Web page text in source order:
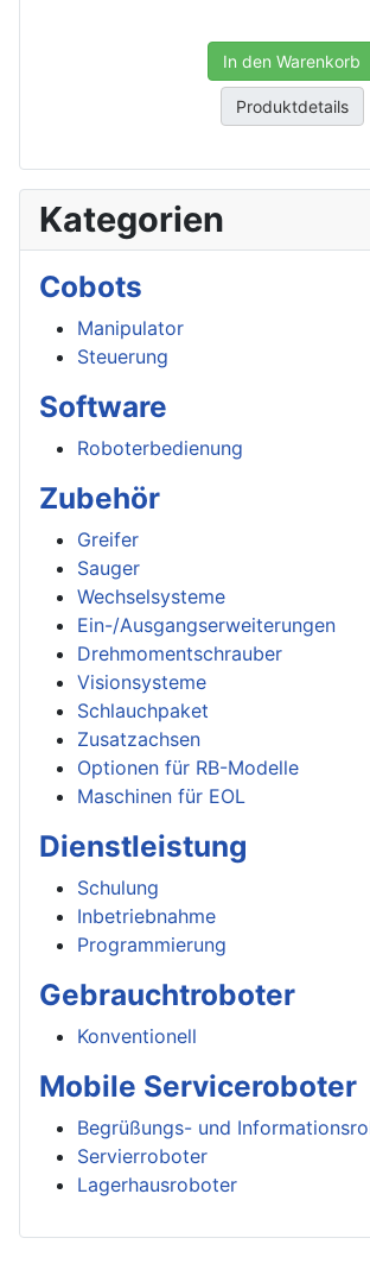
Kategorien
Cobots
Manipulator
Steuerung
Software
Roboterbedienung
Zubehör
Greifer
Sauger
Wechselsysteme
Ein-/Ausgangserweiterungen
Drehmomentschrauber
Visionsysteme
Schlauchpaket
Zusatzachsen
Optionen für RB-Modelle
Maschinen für EOL
Dienstleistung
Schulung
Inbetriebnahme
Programmierung
Gebrauchtroboter
Konventionell
Mobile Serviceroboter
Begrüßungs- und
Servierroboter
Lagerhausroboter
In den Warenkorb
Produktdetails